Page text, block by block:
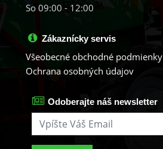
So 09:00 - 12:00
Zákaznícky servis
Všeobecné obchodné podmienky
Ochrana osobných údajov
Odoberajte náš newsletter